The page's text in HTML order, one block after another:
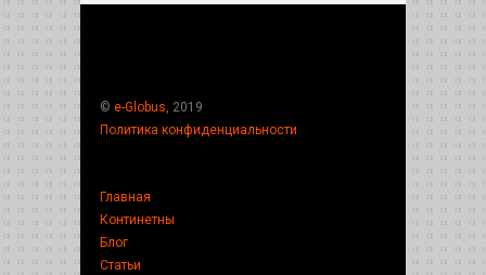
© e-Globus, 2019
Политика конфиденциальности
Главная
Континетны
Блог
Статьи